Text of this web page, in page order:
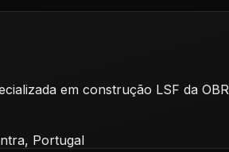
em construção LSF da
Portugal